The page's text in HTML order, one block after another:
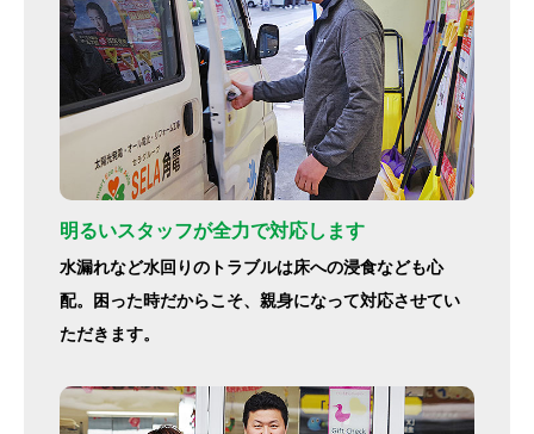
明るいスタッフが全力で対応します
水漏れなど水回りのトラブルは床への浸食なども心
配。困った時だからこそ、親身になって対応させてい
ただきます。